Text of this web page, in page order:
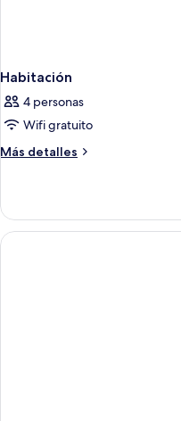
Habitación
4 personas
Wifi gratuito
Más detalles
Más